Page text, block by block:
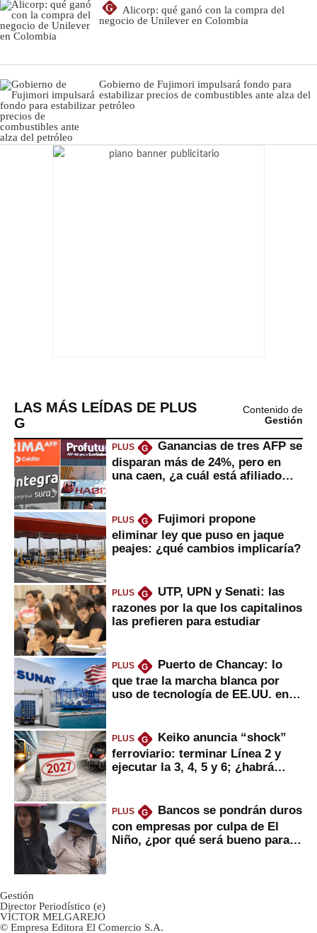
G
Alicorp: qué ganó con la compra del
negocio de Unilever en Colombia
Gobierno de Fujimori impulsará fondo para
estabilizar precios de combustibles ante alza del
petróleo
LAS MÁS LEÍDAS DE PLUS
G
Contenido de
Gestión
PLUS G
Ganancias de tres AFP se
disparan más de 24%, pero en
una caen, ¿a cuál está afiliado
PLUS G
Fujimori propone
eliminar ley que puso en jaque
peajes: ¿qué cambios implicaría?
PLUS G
UTP, UPN y Senati: las
razones por la que los capitalinos
las prefieren para estudiar
PLUS G
Puerto de Chancay: lo
que trae la marcha blanca por
uso de tecnología de EE.UU. en
PLUS G
Keiko anuncia “shock”
ferroviario: terminar Línea 2 y
ejecutar la 3, 4, 5 y 6; ¿habrá
PLUS G
Bancos se pondrán duros
con empresas por culpa de El
Niño, ¿por qué será bueno para
Gestión
Director Periodístico (e)
VÍCTOR MELGAREJO
© Empresa Editora El Comercio S.A.